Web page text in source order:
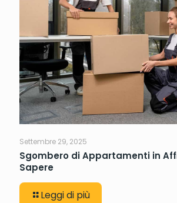
Settembre 29, 2025
Sgombero di Appartamenti in
Sapere
Leggi di più